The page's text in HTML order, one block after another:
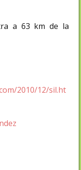
a 63 km de la
2010/12/sil.ht